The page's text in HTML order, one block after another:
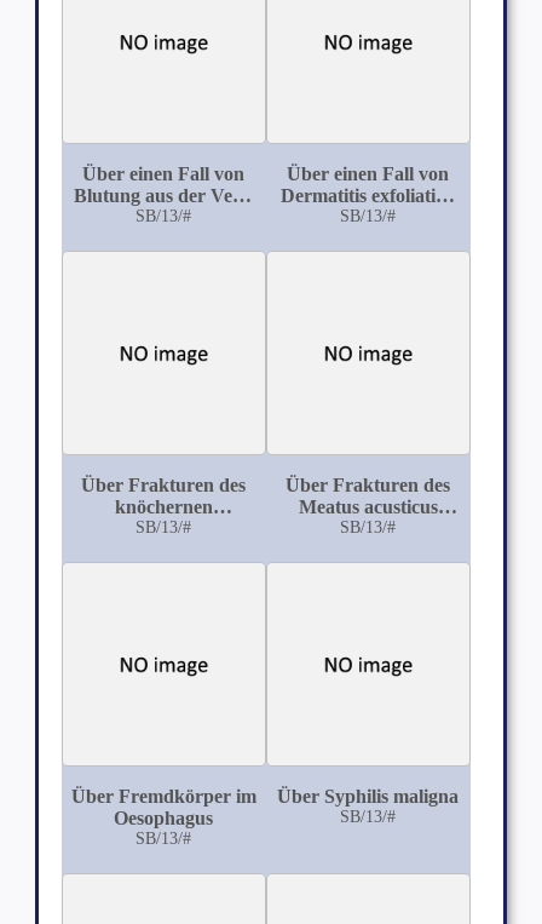
Über einen Fall von
Blutung aus der Vena
jugularis interna bei
SB/13/#
Über einen Fall von
Dermatitis exfoliativa
universalis
SB/13/#
Über Frakturen des
knöchernen
Gehörganges durch
SB/13/#
Über Frakturen des
Meatus acusticus
externus und des
SB/13/#
Über Fremdkörper im
Oesophagus
SB/13/#
Über Syphilis maligna
SB/13/#